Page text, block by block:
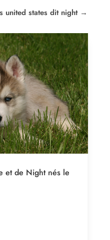
united states dit night→
et de Night nés le